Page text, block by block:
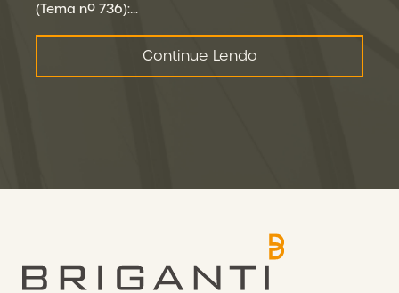
(Tema nº 736):…
Continue Lendo